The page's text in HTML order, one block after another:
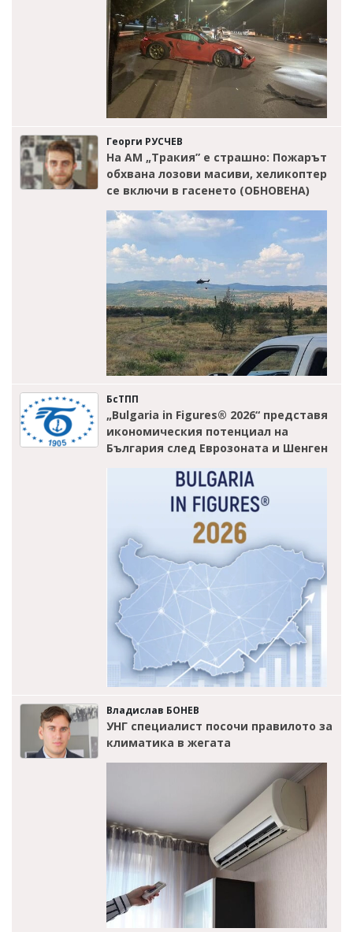
Георги РУСЧЕВ
На АМ „Тракия” е страшно: Пожарът
обхвана лозови масиви, хеликоптер
се включи в гасенето (ОБНОВЕНА)
БсТПП
„Bulgaria in Figures® 2026“ представя
икономическия потенциал на
България след Еврозоната и Шенген
Владислав БОНЕВ
УНГ специалист посочи правилото за
климатика в жегата